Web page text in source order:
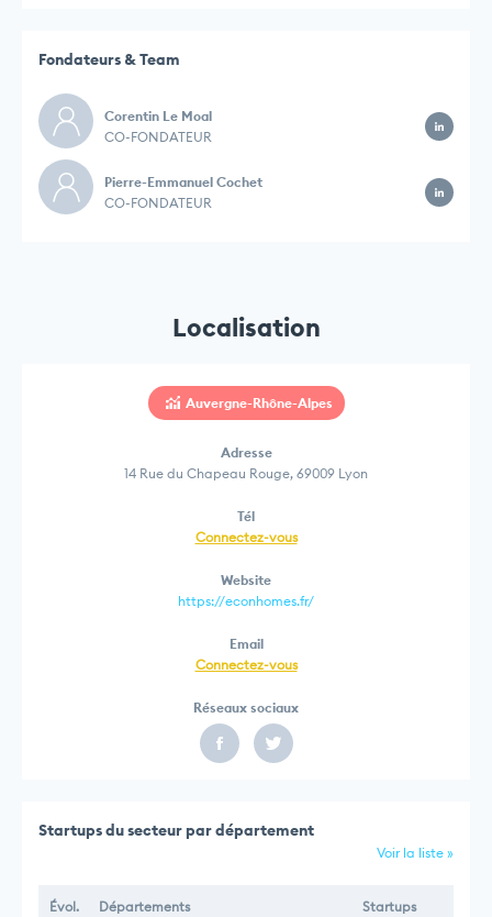
Fondateurs & Team
Corentin Le Moal
CO-FONDATEUR
Pierre-Emmanuel Cochet
CO-FONDATEUR
Localisation
Auvergne-Rhône-Alpes
Adresse
14 Rue du Chapeau Rouge, 69009 Lyon
Tél
Connectez-vous
Website
https://econhomes.fr/
Email
Connectez-vous
Réseaux sociaux
Startups du secteur par département
Voir la liste »
Évol. Départements Startups